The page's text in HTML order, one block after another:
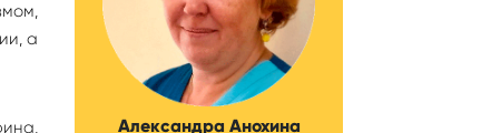
а
Александра Анохина